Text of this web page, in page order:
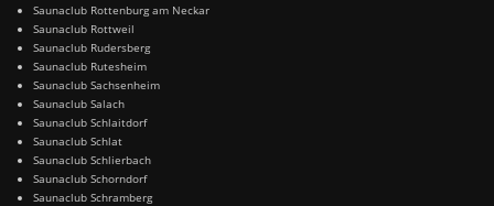
Saunaclub Rottenburg am Neckar
Saunaclub Rottweil
Saunaclub Rudersberg
Saunaclub Rutesheim
Saunaclub Sachsenheim
Saunaclub Salach
Saunaclub Schlaitdorf
Saunaclub Schlat
Saunaclub Schlierbach
Saunaclub Schorndorf
Saunaclub Schramberg